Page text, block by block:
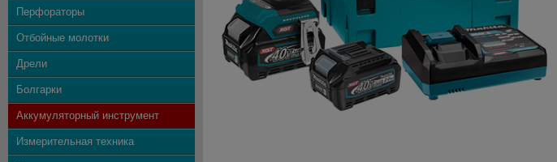
Перфораторы
Отбойные молотки
Дрели
Болгарки
Аккумуляторный инструмент
Измерительная техника